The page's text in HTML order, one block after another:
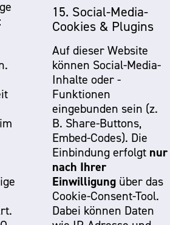
15. Social-Media-
Cookies & Plugins
Auf dieser Website
können Social-Media-
Inhalte oder -
Funktionen
eingebunden sein (z.
B. Share-Buttons,
Embed-Codes). Die
Einbindung erfolgt nur
nach Ihrer
Einwilligung über das
Cookie-Consent-Tool.
Dabei können Daten